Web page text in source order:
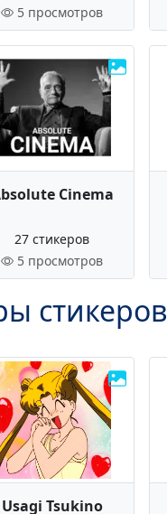
5 просмотров
Cinema
27 стикеров
5 просмотров
стикеров
Usagi Tsukino